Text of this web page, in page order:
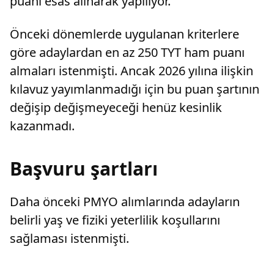
Önceki dönemlerde uygulanan kriterlere
göre adaylardan en az 250 TYT ham puanı
almaları istenmişti. Ancak 2026 yılına ilişkin
kılavuz yayımlanmadığı için bu puan şartının
değişip değişmeyeceği henüz kesinlik
kazanmadı.
Başvuru şartları
Daha önceki PMYO alımlarında adayların
belirli yaş ve fiziki yeterlilik koşullarını
sağlaması istenmişti.